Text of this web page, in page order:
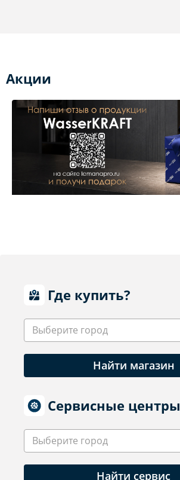
Акции
Где купить?
Выберите город
Найти магазин
Сервисные центры
Выберите город
Найти сервис